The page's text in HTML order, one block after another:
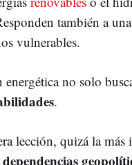
también a una
vulnerables.
no solo
.
lección, quizá la
dependencias